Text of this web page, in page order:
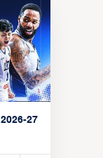
27